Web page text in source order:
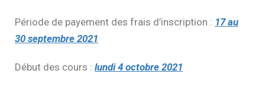
Période de payement des frais d’inscription : 17 au
30 septembre 2021
Début des cours : lundi 4 octobre 2021